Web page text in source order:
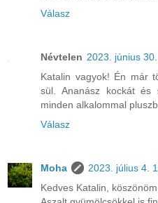
Válasz
Névtelen 2023. június
Katalin vagyok! Én már
sül. Ananász kockát és
minden alkalommal
Válasz
Moha
2023. július 4.
Kedves Katalin,